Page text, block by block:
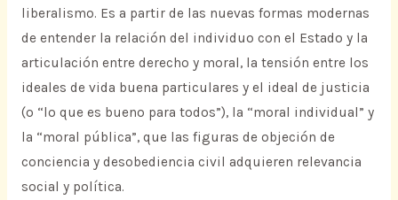
liberalismo. Es a partir de las nuevas formas modernas
de entender la relación del individuo con el Estado y la
articulación entre derecho y moral, la tensión entre los
ideales de vida buena particulares y el ideal de justicia
(o “lo que es bueno para todos”), la “moral individual” y
la “moral pública”, que las figuras de objeción de
conciencia y desobediencia civil adquieren relevancia
social y política.